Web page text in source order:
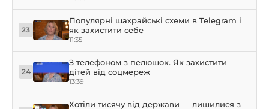
23
Популярні шахрайські схеми в Telegram і
як захистити себе
11:35
24
З телефоном з пелюшок. Як захистити
дітей від соцмереж
13:39
Хотіли тисячу від держави — лишилися з